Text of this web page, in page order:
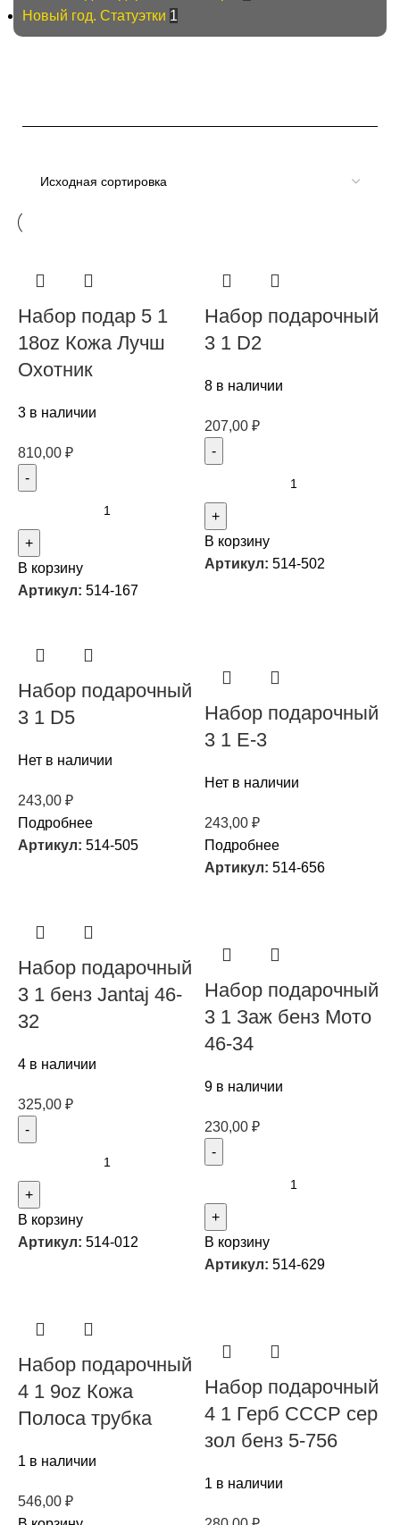
Новый год. Статуэтки 1
Набор подар 5 1
18oz Кожа Лучш
Охотник
3 в наличии
810,00 ₽
В корзину
Артикул: 514-167
Набор подарочный
3 1 D2
8 в наличии
207,00 ₽
В корзину
Артикул: 514-502
Набор подарочный
3 1 D5
Нет в наличии
243,00 ₽
Подробнее
Артикул: 514-505
Набор подарочный
3 1 E-3
Нет в наличии
243,00 ₽
Подробнее
Артикул: 514-656
Набор подарочный
3 1 бенз Jantaj 46-
32
4 в наличии
325,00 ₽
В корзину
Артикул: 514-012
Набор подарочный
3 1 Заж бенз Мото
46-34
9 в наличии
230,00 ₽
В корзину
Артикул: 514-629
Набор подарочный
4 1 9oz Кожа
Полоса трубка
1 в наличии
546,00 ₽
Набор подарочный
4 1 Герб СССР сер
зол бенз 5-756
1 в наличии